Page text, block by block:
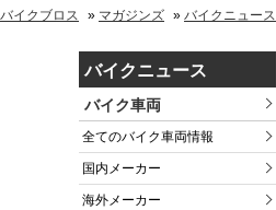
バイクブロス マガジンズ バイクニュース
バイクニュース
バイク車両
全てのバイク車両情報
国内メーカー
海外メーカー